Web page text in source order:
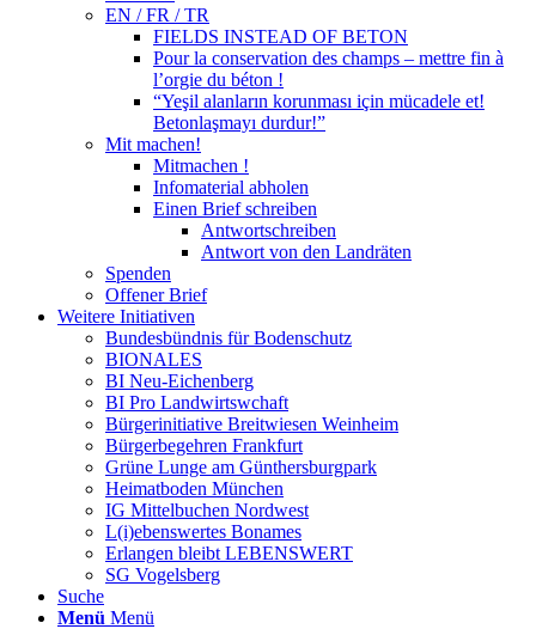
EN / FR / TR
FIELDS INSTEAD OF BETON
Pour la conservation des champs – mettre fin à
l’orgie du béton !
“Yeşil alanların korunması için mücadele et!
Betonlaşmayı durdur!”
Mit machen!
Mitmachen !
Infomaterial abholen
Einen Brief schreiben
Antwortschreiben
Antwort von den Landräten
Spenden
Offener Brief
Weitere Initiativen
Bundesbündnis für Bodenschutz
BIONALES
BI Neu-Eichenberg
BI Pro Landwirtswchaft
Bürgerinitiative Breitwiesen Weinheim
Bürgerbegehren Frankfurt
Grüne Lunge am Günthersburgpark
Heimatboden München
IG Mittelbuchen Nordwest
L(i)ebenswertes Bonames
Erlangen bleibt LEBENSWERT
SG Vogelsberg
Suche
Menü Menü